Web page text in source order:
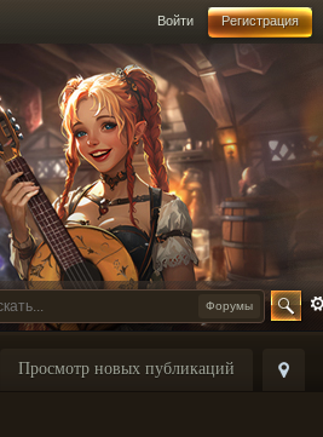
Войти Регистрация
Форумы
Просмотр новых публикаций